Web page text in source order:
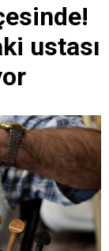
ustası